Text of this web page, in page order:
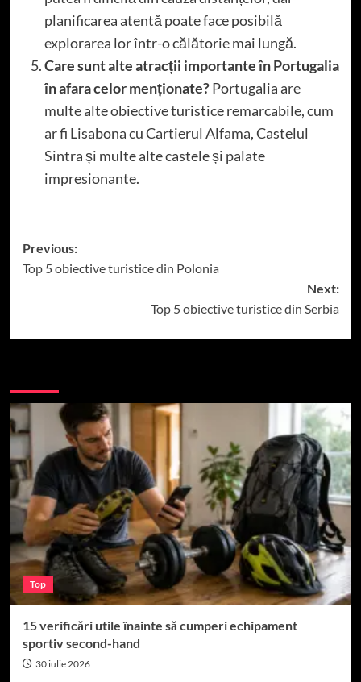
planificarea atentă poate face posibilă
explorarea lor într-o călătorie mai lungă.
Care sunt alte atracții importante în Portugalia
în afara celor menționate?Portugalia are
multe alte obiective turistice remarcabile, cum
ar fi Lisabona cu Cartierul Alfama, Castelul
Sintra și multe alte castele și palate
impresionante.
Post
navigation
Previous:
Top 5 obiective turistice din Polonia
Next:
Top 5 obiective turistice din Serbia
Top
15 verificări utile înainte să cumperi echipament
sportiv second-hand
30 iulie 2026